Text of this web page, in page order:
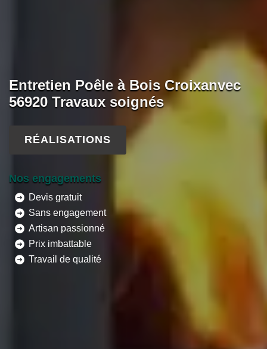
Entretien Poêle à Bois Croixanvec
56920 Travaux soignés
RÉALISATIONS
Nos engagements
Devis gratuit
Sans engagement
Artisan passionné
Prix imbattable
Travail de qualité